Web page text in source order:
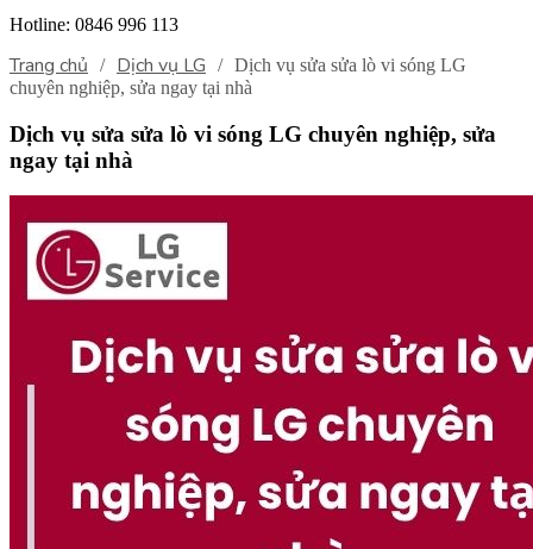
Hotline: 0846 996 113
Trang chủ / Dịch vụ LG / Dịch vụ sửa sửa lò vi sóng LG
chuyên nghiệp, sửa ngay tại nhà
Dịch vụ sửa sửa lò vi sóng LG chuyên nghiệp, sửa
ngay tại nhà